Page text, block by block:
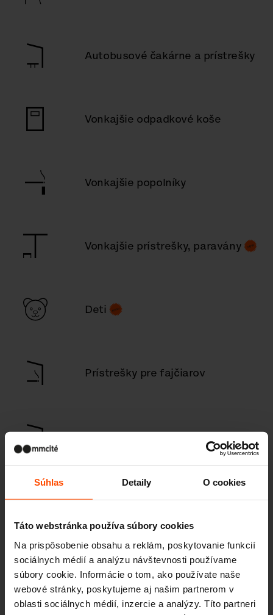
Súhlas Detaily O cookies
Táto webstránka používa súbory cookies
Na prispôsobenie obsahu a reklám, poskytovanie funkcií
sociálnych médií a analýzu návštevnosti používame
súbory cookie. Informácie o tom, ako používate naše
webové stránky, poskytujeme aj našim partnerom v
oblasti sociálnych médií, inzercie a analýzy. Títo partneri
Autobusové čakárne a prístrešky
Vonkajšie odpadkové koše
Vonkajšie popolníky
Vonkajšie prístrešky, paravány
Deti
Prístrešky pre fajčiarov
Prístrešky na bicykle
Parkové stoly
Stojany na bicykle / kolobežky